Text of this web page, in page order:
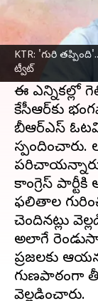
KTR: 'గురి
ట్వీట్
తెలంగాణ
సాధించింది. ఈ
ఓటమి దాదాపు
ఈ ఎన్నికల్లో
కేసీఆర్‌కు
బీఆర్ఎస్
కాంగ్రెస్
ఫలితాల
చెందినట్లు
అలాగే
ప్రజలకు
గుణపాఠంగా
వెల్లడించారు.